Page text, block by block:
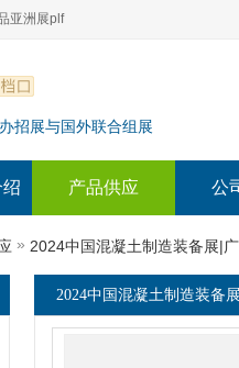
展 零售展|oem展
plf）
贴牌代加工展
亚洲展plf
plf）
招展与国外联合组展
产品供应 公
» 2024中国混凝土制造装备展|
2024中国混凝土制造装备